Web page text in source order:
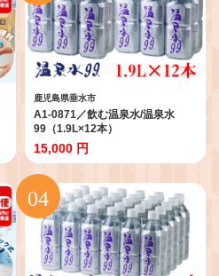
鹿児島県垂水市
A1-0871／飲む温泉水/温泉水
99（1.9L×12本）
15,000 円